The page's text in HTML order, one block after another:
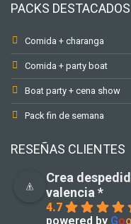
PACKS DESTACADOS
Comida + charanga
Comida + party boat
Boat party + cena show
Pack fin de semana
RESEÑAS CLIENTES
Crea
valencia *
4.7
powered by Goo